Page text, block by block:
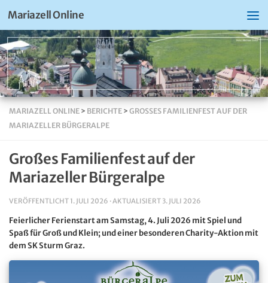
Mariazell Online
MARIAZELL ONLINE > BERICHTE > GROSSES FAMILIENFEST AUF DER M
ARIAZELLER BÜRGERALPE
Großes Familienfest auf der
Mariazeller Bürgeralpe
VERÖFFENTLICHT 1. JULI 2026 · AKTUALISIERT 3. JULI 2026
Feierlicher Ferienstart am Samstag, 4. Juli 2026 mit Spiel und
Spaß für Groß und Klein; und einer besonderen Charity-Aktion mit
dem SK Sturm Graz.